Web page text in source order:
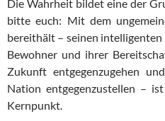
Die Wahrheit bildet eine der
bitte euch: Mit dem
bereithält – seinen intelligenten
Bewohner und ihrer
Zukunft entgegenzugehen
Nation entgegenzustellen –
Kernpunkt.